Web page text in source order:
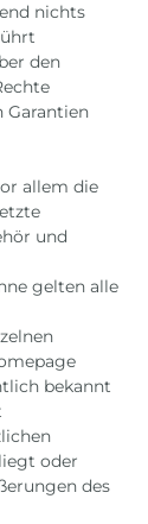
nichts
den
Garantien
allem die
und
gelten alle
bekannt
oder
des